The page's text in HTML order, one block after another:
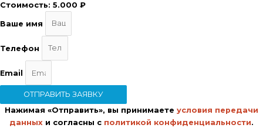
Стоимость: 5.000 ₽
Ваше имя
Телефон
Email
ОТПРАВИТЬ ЗАЯВКУ
Нажимая «Отправить», вы принимаете условия передачи
данных и согласны с политикой конфиденциальности.